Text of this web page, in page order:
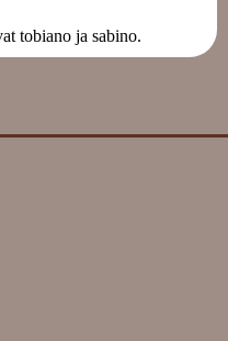
tobiano ja sabino.